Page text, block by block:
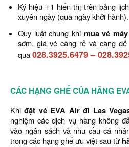
Ký hiệu +1 hiển thị trên bảng
xuyên ngày (qua ngày khởi hành).
Quy luật chung khi mua vé
sớm, giá vé càng rẻ và càng
qua028.3925.6479–
CÁC HẠNG GHẾ CỦA HÃNG
Khiđặt vé EVA Air đi Las
nghiệm các dịch vụ hàng không
vào ngân sách và nhu cầu cá
trong các hạng ghế ưu việt sau từ